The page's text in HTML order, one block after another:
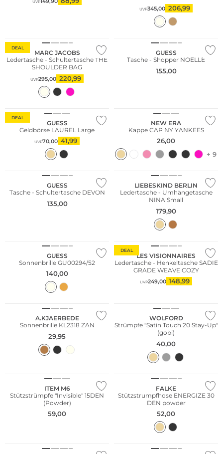
UVP 149,90
UVP345,00 206,99
DEAL
MARC JACOBS
Ledertasche - Schultertasche THE
SHOULDER BAG
UVP295,00 220,99
GUESS
Tasche - Shopper NOELLE
155,00
DEAL
GUESS
Geldbörse LAUREL Large
UVP70,00 41,99
NEW ERA
Kappe CAP NY YANKEES
26,00
+ 9
GUESS
Tasche - Schultertasche DEVON
135,00
Nachhaltig
LIEBESKIND BERLIN
Ledertasche - Umhängetasche
NINA Small
179,90
GUESS
Sonnenbrille GU00294/52
140,00
DEAL
LES VISIONNAIRES
Ledertasche - Henkeltasche SADIE
GRADE WEAVE COZY
UVP249,00 148,99
A.KJAERBEDE
Sonnenbrille KL2318 ZAN
29,95
WOLFORD
Strümpfe "Satin Touch 20 Stay-Up"
(gobi)
40,00
ITEM M6
Stützstrümpfe "Invisible" 15DEN
(Powder)
59,00
Große Größen
FALKE
Stützstrumpfhose ENERGIZE 30
DEN powder
52,00